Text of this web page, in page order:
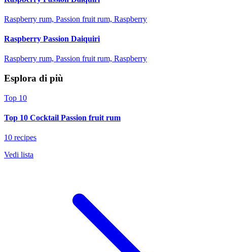
Raspberry rum, Passion fruit rum, Raspberry
Raspberry Passion Daiquiri
Raspberry rum, Passion fruit rum, Raspberry
Esplora di più
Top 10
Top 10 Cocktail Passion fruit rum
10 recipes
Vedi lista